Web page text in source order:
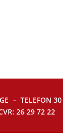
– TELEFON 30
26 29 72 22